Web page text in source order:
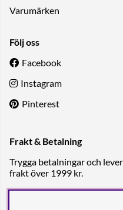
Varumärken
Följ oss
Facebook
Instagram
Pinterest
Frakt & Betalning
Trygga betalningar och
frakt över 1999 kr.